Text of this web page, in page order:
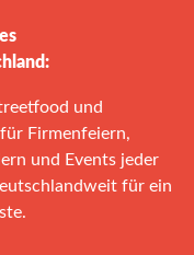
und
Firmenfeiern,
und Events jeder
für ein